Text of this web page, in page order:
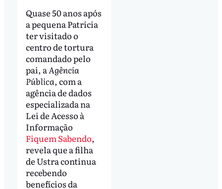
Quase 50 anos após
a pequena Patrícia
ter visitado o
centro de tortura
comandado pelo
pai, a Agência
Pública, com a
agência de dados
especializada na
Lei de Acesso à
Informação
Fiquem Sabendo,
revela que a filha
de Ustra continua
recebendo
benefícios da